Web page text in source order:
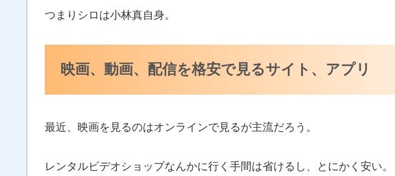
つまりシロは小林真自身。
映画、動画、配信を格安で見るサイト、アプリ
最近、映画を見るのはオンラインで見るが主流だろう。
レンタルビデオショップなんかに行く手間は省けるし、とにかく安い。